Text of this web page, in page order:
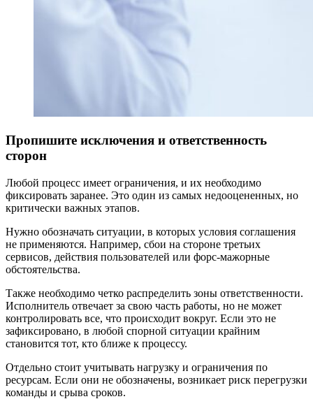
Пропишите исключения и ответственность
сторон
Любой процесс имеет ограничения, и их необходимо
фиксировать заранее. Это один из самых недооцененных, но
критически важных этапов.
Нужно обозначать ситуации, в которых условия соглашения
не применяются. Например, сбои на стороне третьих
сервисов, действия пользователей или форс-мажорные
обстоятельства.
Также необходимо четко распределить зоны ответственности.
Исполнитель отвечает за свою часть работы, но не может
контролировать все, что происходит вокруг. Если это не
зафиксировано, в любой спорной ситуации крайним
становится тот, кто ближе к процессу.
Отдельно стоит учитывать нагрузку и ограничения по
ресурсам. Если они не обозначены, возникает риск перегрузки
команды и срыва сроков.